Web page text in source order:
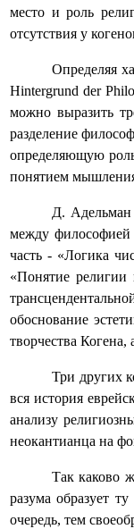
место и роль
отсутствия у
Определяя
Hintergrund der
можно выразить
разделение
определяющую
понятием
Д. Адельман
между философией
часть - «Логика
«Понятие религии
обоснование
творчества
Три других
вся история
анализу
неокантианца на
Так каково
разума образует
очередь, тем